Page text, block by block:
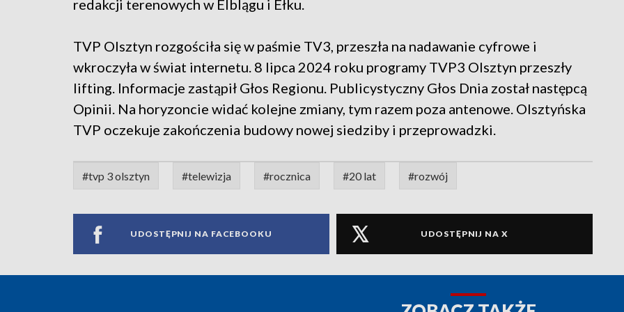
redakcji terenowych w Elblągu i Ełku.
TVP Olsztyn rozgościła się w paśmie TV3, przeszła na nadawanie cyfrowe i
wkroczyła w świat internetu. 8 lipca 2024 roku programy TVP3 Olsztyn przeszły
lifting. Informacje zastąpił Głos Regionu. Publicystyczny Głos Dnia został następcą
Opinii. Na horyzoncie widać kolejne zmiany, tym razem poza antenowe. Olsztyńska
TVP oczekuje zakończenia budowy nowej siedziby i przeprowadzki.
#tvp 3 olsztyn #telewizja #rocznica #20 lat #rozwój
UDOSTĘPNIJ NA FACEBOOKU UDOSTĘPNIJ NA X